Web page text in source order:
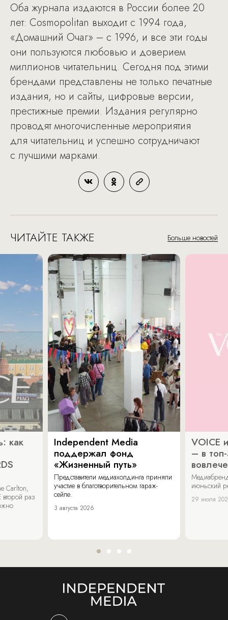
Оба журнала издаются в России более 20
лет: Cosmopolitan выходит с 1994 года,
«Домашний Очаг» – с 1996, и все эти годы
они пользуются любовью и доверием
миллионов читательниц. Сегодня под этими
брендами представлены не только печатные
издания, но и сайты, цифровые версии,
престижные премии. Издания регулярно
проводят многочисленные мероприятия
для читательниц и успешно сотрудничают
с лучшими марками.
ЧИТАЙТЕ ТАКЖЕ Больше новостей
как
Carlton,
раз
Independent Media
поддержал фонд
«Жизненный путь»
Представители медиахолдинга приняли
участие в благотворительном гараж-
сейле.
3 августа 2026
VOICE
– в
июньский
29 июля